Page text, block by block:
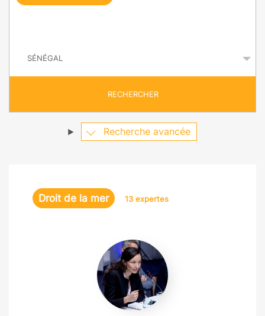
ê
e
RECHERCHER
Recherche avancée
Droit de la mer 13 expertes
Camille
Morel